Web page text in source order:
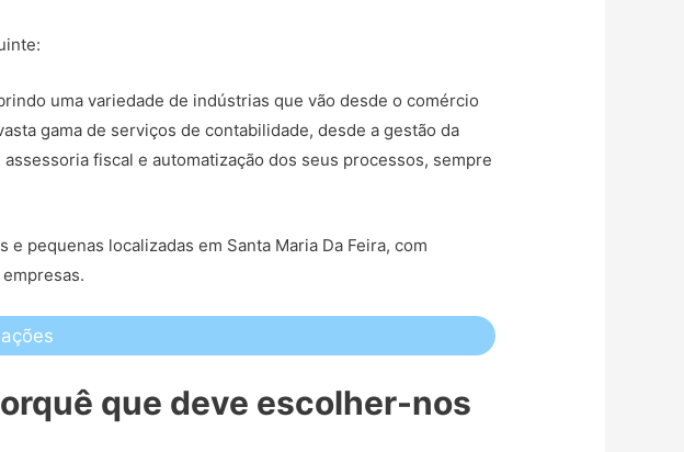
uma variedade de indústrias que vão desde o comércio
gama de serviços de contabilidade, desde a gestão da
fiscal e automatização dos seus processos, sempre
pequenas localizadas em Santa Maria Da Feira, com
que deve escolher-nos